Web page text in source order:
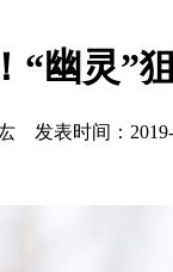
“幽灵”
发表时间：